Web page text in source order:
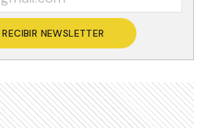
RECIBIR NEWSLETTER